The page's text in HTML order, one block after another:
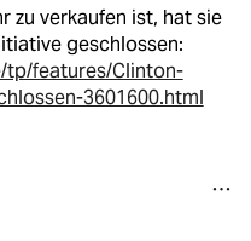
zu verkaufen ist, hat sie
geschlossen:
tp/features/Clinton-
3601600.html